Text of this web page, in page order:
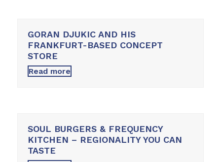
GORAN DJUKIC AND HIS
FRANKFURT-BASED CONCEPT
STORE
Read more
SOUL BURGERS & FREQUENCY
KITCHEN – REGIONALITY YOU CAN
TASTE